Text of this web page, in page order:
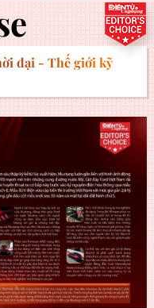
đại - Thế giới kỹ